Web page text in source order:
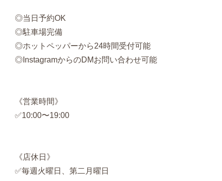
◎当日予約OK
◎駐車場完備
◎ホットペッパーから24時間受付可能
◎InstagramからのDMお問い合わせ可能
《営業時間》
✅10:00〜19:00
《店休日》
✅毎週火曜日、第二月曜日